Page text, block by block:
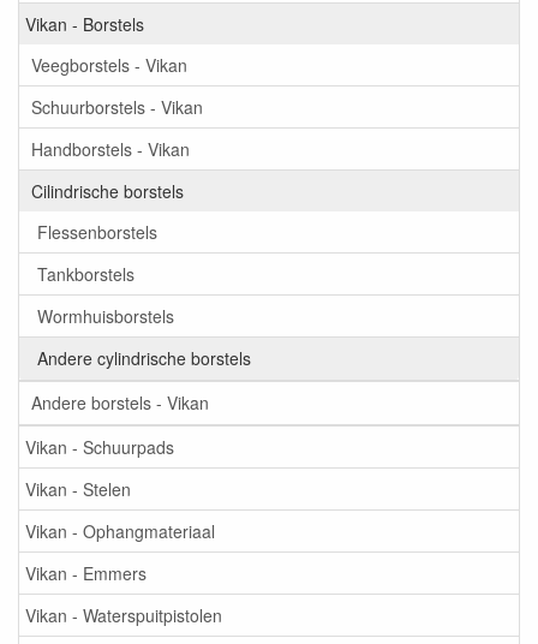
Vikan - Borstels
Veegborstels - Vikan
Schuurborstels - Vikan
Handborstels - Vikan
Cilindrische borstels
Flessenborstels
Tankborstels
Wormhuisborstels
Andere cylindrische borstels
Andere borstels - Vikan
Vikan - Schuurpads
Vikan - Stelen
Vikan - Ophangmateriaal
Vikan - Emmers
Vikan - Waterspuitpistolen